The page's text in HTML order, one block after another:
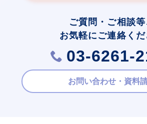
ご質問・ご相談等
お気軽にご連絡く
03-6261-
お問い合わせ・資料